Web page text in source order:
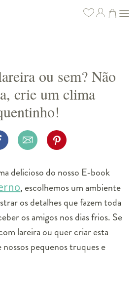
ou sem? Não
crie um clima
delicioso do nosso E-book
, escolhemos um ambiente
os detalhes que fazem toda
os amigos nos dias frios. Se
lareira ou quer criar esta
nossos pequenos truques e